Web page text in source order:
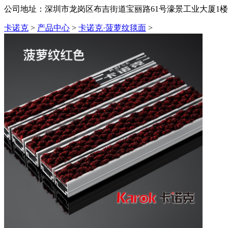
公司地址：深圳市龙岗区布吉街道宝丽路61号濠景工业大厦1
卡诺克 > 产品中心 > 卡诺克·菠萝纹毯面 >